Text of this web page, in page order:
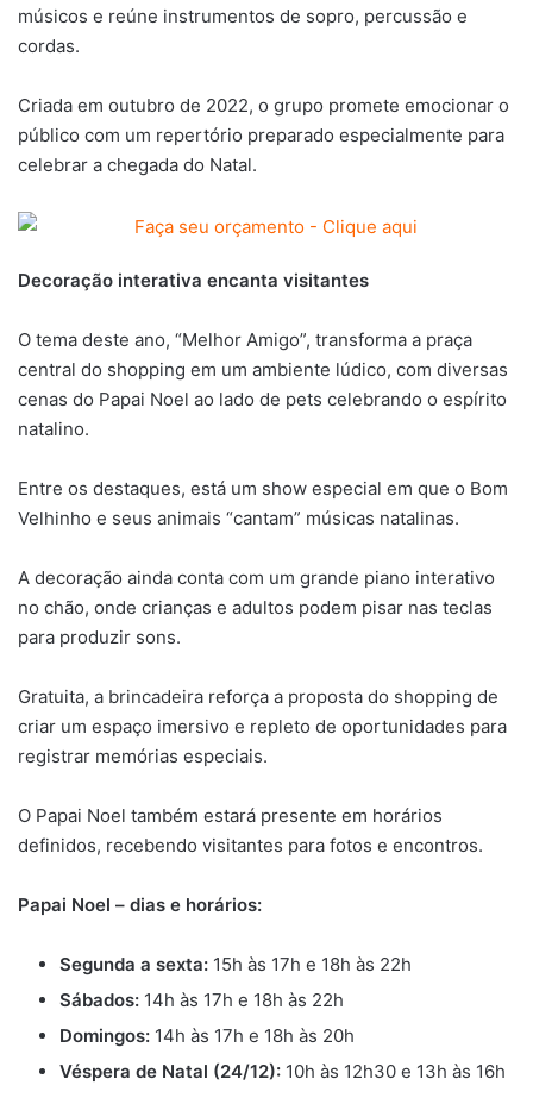
músicos e reúne instrumentos de sopro, percussão e
cordas.
Criada em outubro de 2022, o grupo promete emocionar o
público com um repertório preparado especialmente para
celebrar a chegada do Natal.
Decoração interativa encanta visitantes
O tema deste ano, “Melhor Amigo”, transforma a praça
central do shopping em um ambiente lúdico, com diversas
cenas do Papai Noel ao lado de pets celebrando o espírito
natalino.
Entre os destaques, está um show especial em que o Bom
Velhinho e seus animais “cantam” músicas natalinas.
A decoração ainda conta com um grande piano interativo
no chão, onde crianças e adultos podem pisar nas teclas
para produzir sons.
Gratuita, a brincadeira reforça a proposta do shopping de
criar um espaço imersivo e repleto de oportunidades para
registrar memórias especiais.
O Papai Noel também estará presente em horários
definidos, recebendo visitantes para fotos e encontros.
Papai Noel – dias e horários:
Segunda a sexta: 15h às 17h e 18h às 22h
Sábados: 14h às 17h e 18h às 22h
Domingos: 14h às 17h e 18h às 20h
Véspera de Natal (24/12): 10h às 12h30 e 13h às 16h